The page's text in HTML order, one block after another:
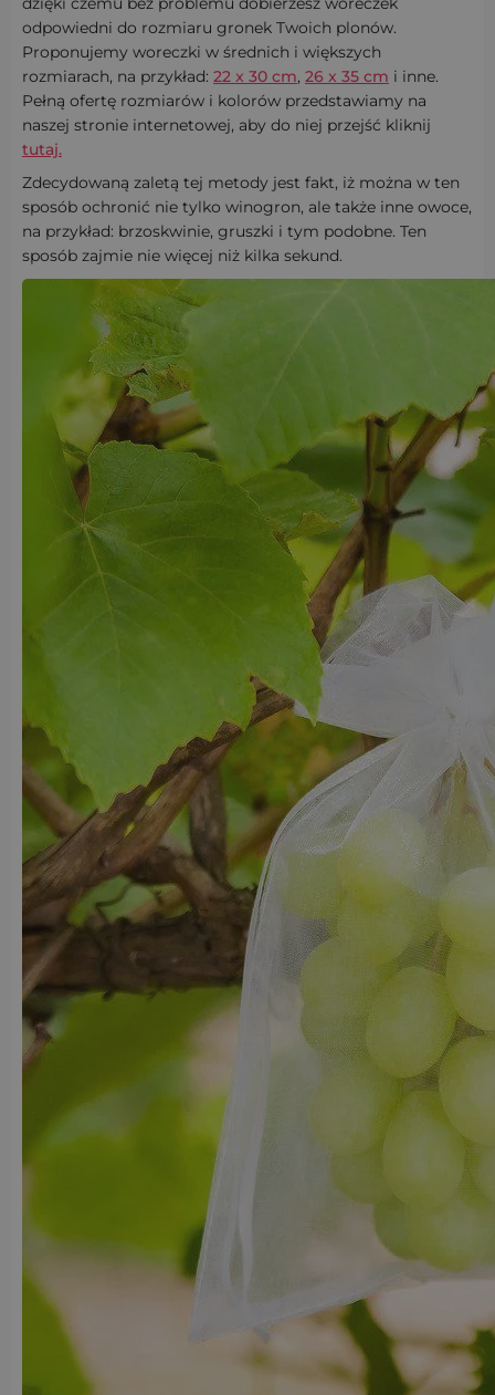
odpowiedni do rozmiaru gronek Twoich plonów.
Proponujemy woreczki w średnich i większych
rozmiarach, na przykład: 22 x 30 cm, 26 x 35 cm i inne.
Pełną ofertę rozmiarów i kolorów przedstawiamy na
naszej stronie internetowej, aby do niej przejść kliknij
tutaj.
Zdecydowaną zaletą tej metody jest fakt, iż można w ten
sposób ochronić nie tylko winogron, ale także inne owoce,
na przykład: brzoskwinie, gruszki i tym podobne. Ten
sposób zajmie nie więcej niż kilka sekund.